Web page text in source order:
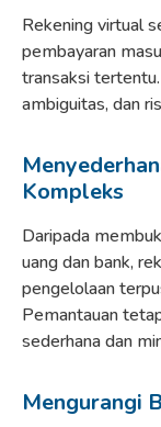
Rekening virtual
pembayaran
transaksi
ambiguitas, dan
Kompleks
Daripada
uang dan bank,
pengelolaan
Pemantauan
sederhana dan
Mengurangi